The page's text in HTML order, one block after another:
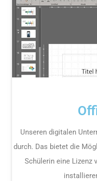
Unseren digitalen
durch. Das bietet die
Schülerin eine Lizenz